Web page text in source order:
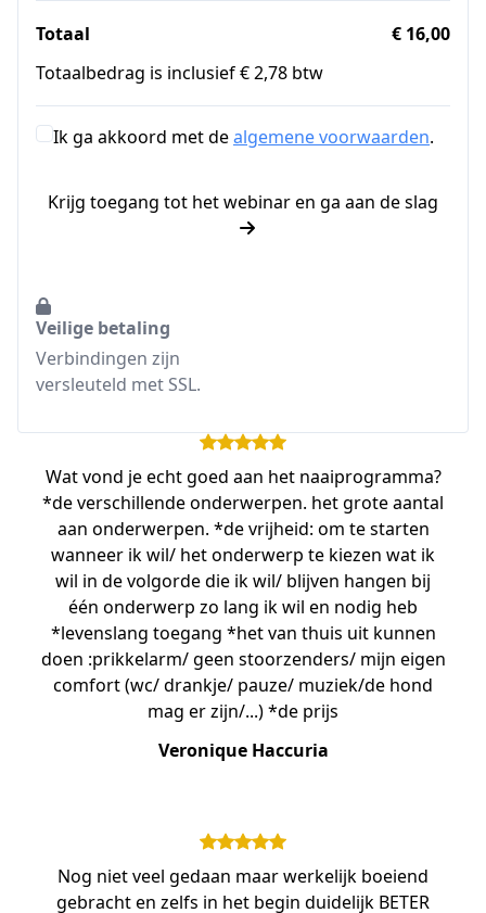
Totaal
€ 16,00
Totaalbedrag is inclusief € 2,78 btw
Ik ga akkoord met dealgemene voorwaarden.
Veilige betaling
Verbindingen zijn
versleuteld met SSL.
Wat vond je echt goed aan het naaiprogramma?
*de verschillende onderwerpen. het grote aantal
aan onderwerpen. *de vrijheid: om te starten
wanneer ik wil/ het onderwerp te kiezen wat ik
wil in de volgorde die ik wil/ blijven hangen bij
één onderwerp zo lang ik wil en nodig heb
*levenslang toegang *het van thuis uit kunnen
doen :prikkelarm/ geen stoorzenders/ mijn eigen
comfort (wc/ drankje/ pauze/ muziek/de hond
mag er zijn/...) *de prijs
Veronique Haccuria
Nog niet veel gedaan maar werkelijk boeiend
gebracht en zelfs in het begin duidelijk BETER